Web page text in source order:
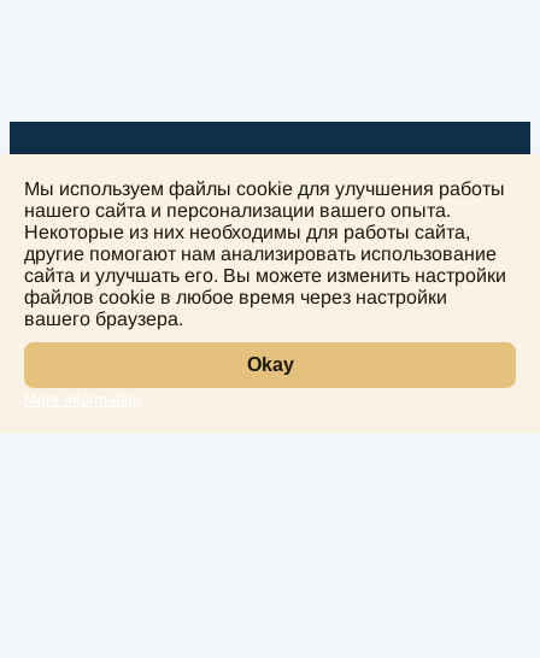
+
Мы используем файлы cookie для улучшения работы
нашего сайта и персонализации вашего опыта.
Некоторые из них необходимы для работы сайта,
другие помогают нам анализировать использование
сайта и улучшать его. Вы можете изменить настройки
файлов cookie в любое время через настройки
вашего браузера.
Okay
More information